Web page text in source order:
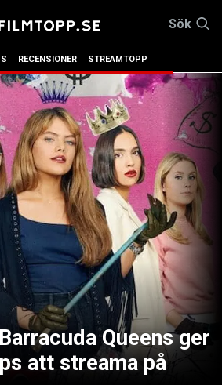
Sök
RECENSIONER STREAMTOPP
Queens ger
att streama på